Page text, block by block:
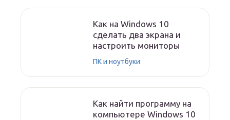
Как на Windows 10
сделать два экрана и
настроить мониторы
ПК и ноутбуки
Как найти программу на
компьютере Windows 10